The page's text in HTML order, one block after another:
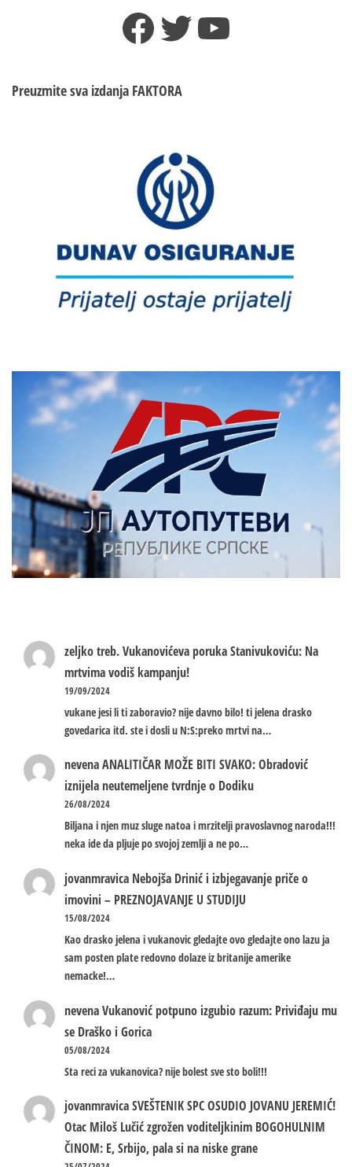
Facebook
TwitterYouTube
Preuzmite sva izdanja FAKTORA
zeljko treb.Vukanovićeva poruka Stanivukoviću: Na
mrtvima vodiš kampanju!
19/09/2024
vukane jesi li ti zaboravio? nije davno bilo! ti jelena drasko
govedarica itd. ste i dosli u N:S:preko mrtvi na…
nevenaANALITIČAR MOŽE BITI SVAKO: Obradović
iznijela neutemeljene tvrdnje o Dodiku
26/08/2024
Biljana i njen muz sluge natoa i mrzitelji pravoslavnog naroda!!!
neka ide da pljuje po svojoj zemlji a ne po…
jovanmravica Nebojša Drinić i izbjegavanje priče o
imovini – PREZNOJAVANJE U STUDIJU
15/08/2024
Kao drasko jelena i vukanovic gledajte ovo gledajte ono lazu ja
sam posten plate redovno dolaze iz britanije amerike
nemacke!…
nevenaVukanović potpuno izgubio razum: Priviđaju mu
se Draško i Gorica
05/08/2024
Sta reci za vukanovica? nije bolest sve sto boli!!!
jovanmravicaSVEŠTENIK SPC OSUDIO JOVANU JEREMIĆ!
Otac Miloš Lučić zgrožen voditeljkinim BOGOHULNIM
ČINOM: E, Srbijo, pala si na niske grane